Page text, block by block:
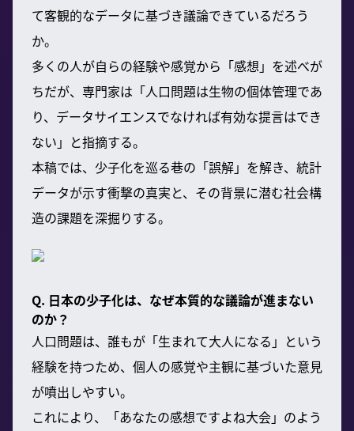
て客観的なデータに基づき議論できているだろう
か。
多くの人が自らの経験や感覚から「感想」を述べが
ちだが、専門家は「人口問題は生物の個体管理であ
り、データサイエンスでなければ有効な提言はでき
ない」と指摘する。
本稿では、少子化を巡る巷の「誤解」を解き、統計
データが示す衝撃の真実と、その背景に潜む社会構
造の課題を深掘りする。
Q. 日本の少子化は、なぜ本質的な議論が進まない
のか？
人口問題は、誰もが「生まれて大人になる」という
経験を持つため、個人の感覚や主観に基づいた意見
が噴出しやすい。
これにより、「あなたの感想ですよね大会」のよう